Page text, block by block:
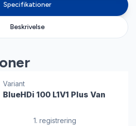
Specifikationer
Beskrivelse
Variant
BlueHDi 100 L1V1 Plus Van
1. registrering